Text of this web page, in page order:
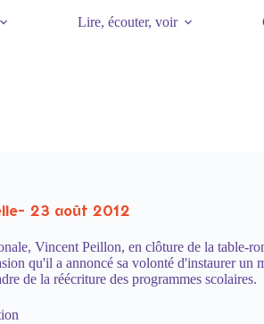
Lire, écouter, voir
23 août 2012
Vincent Peillon, en clôture de la table-
qu'il a annoncé sa volonté d'instaurer
de la réécriture des programmes scolaires.